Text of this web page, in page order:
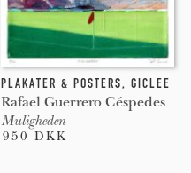
PLAKATER & POSTERS, GICLEE
Rafael Guerrero Céspedes
Muligheden
950 DKK